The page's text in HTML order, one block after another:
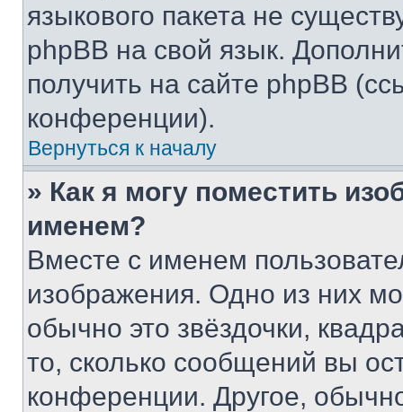
языкового пакета не
phpBB на свой язык.
получить на сайте phpBB
конференции).
Вернуться к началу
» Как я могу поместить
именем?
Вместе с именем
изображения. Одно из них
обычно это звёздочки,
то, сколько сообщений вы
конференции. Другое,